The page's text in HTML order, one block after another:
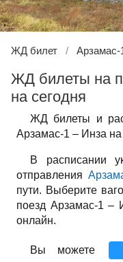
ЖД билет Арзамас-
ЖД билеты на
на сегодня
ЖД билеты и
Арзамас-1 – Инза на
В расписании
отправления
пути. Выберите
поезд Арзамас-1 –
онлайн.
Вы можете